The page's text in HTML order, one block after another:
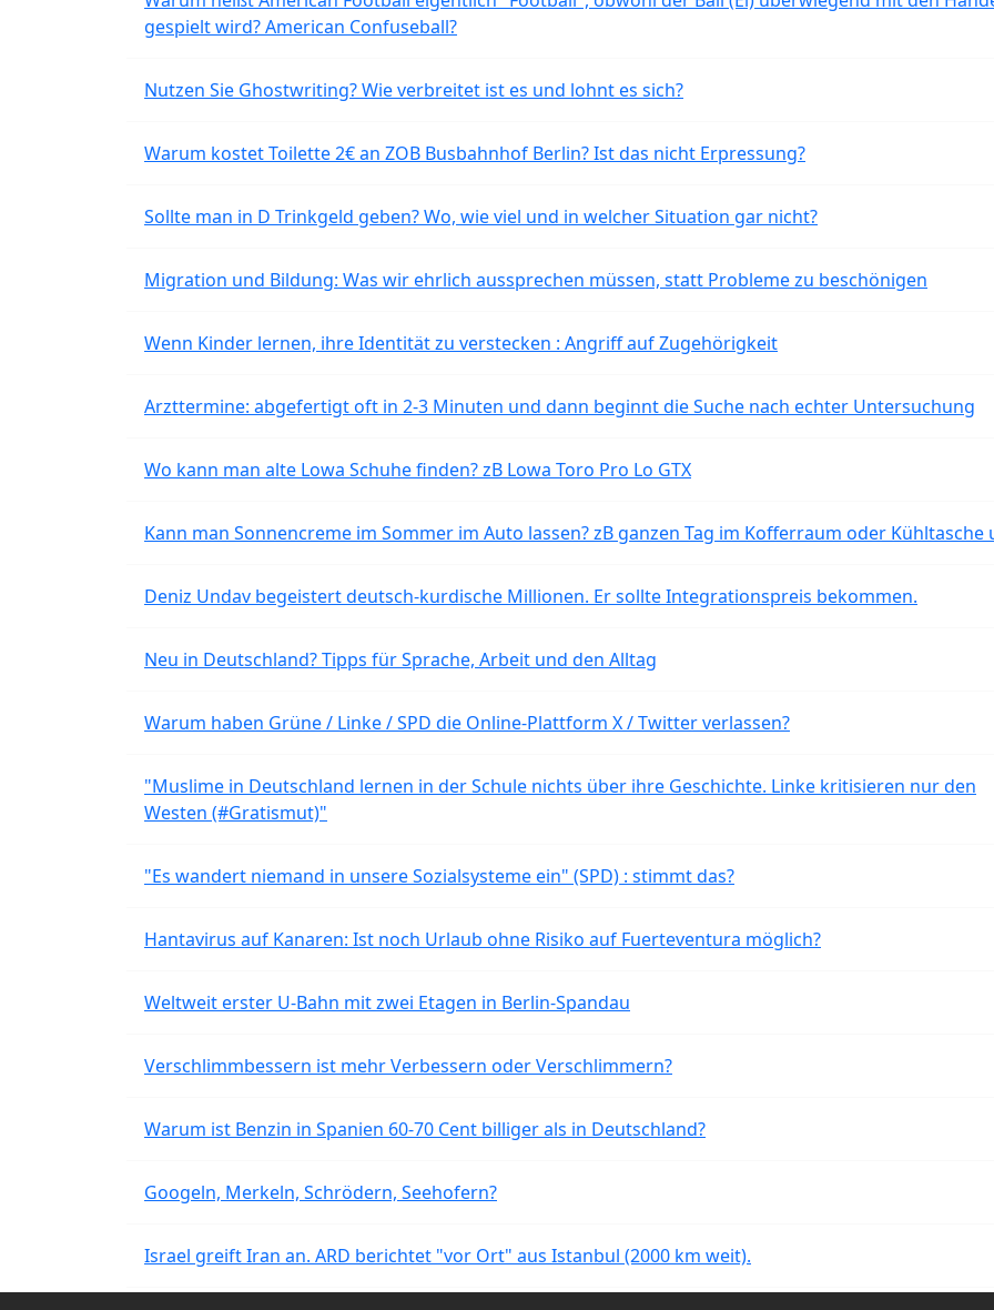
gespielt wird? American Confuseball?
Nutzen Sie Ghostwriting? Wie verbreitet ist es und lohnt es sich?
Warum kostet Toilette 2€ an ZOB Busbahnhof Berlin? Ist das nicht Erpressung?
Sollte man in D Trinkgeld geben? Wo, wie viel und in welcher Situation gar nicht?
Migration und Bildung: Was wir ehrlich aussprechen müssen, statt Probleme zu beschönigen
Wenn Kinder lernen, ihre Identität zu verstecken : Angriff auf Zugehörigkeit
Arzttermine: abgefertigt oft in 2-3 Minuten und dann beginnt die Suche nach echter Untersuchung
Wo kann man alte Lowa Schuhe finden? zB Lowa Toro Pro Lo GTX
Kann man Sonnencreme im Sommer im Auto lassen? zB ganzen Tag im Kofferraum oder Kühltasche
Deniz Undav begeistert deutsch-kurdische Millionen. Er sollte Integrationspreis bekommen.
Neu in Deutschland? Tipps für Sprache, Arbeit und den Alltag
Warum haben Grüne / Linke / SPD die Online-Plattform X / Twitter verlassen?
"Muslime in Deutschland lernen in der Schule nichts über ihre Geschichte. Linke kritisieren nur den
Westen (#Gratismut)"
"Es wandert niemand in unsere Sozialsysteme ein" (SPD) : stimmt das?
Hantavirus auf Kanaren: Ist noch Urlaub ohne Risiko auf Fuerteventura möglich?
Weltweit erster U-Bahn mit zwei Etagen in Berlin-Spandau
Verschlimmbessern ist mehr Verbessern oder Verschlimmern?
Warum ist Benzin in Spanien 60-70 Cent billiger als in Deutschland?
Googeln, Merkeln, Schrödern, Seehofern?
Israel greift Iran an. ARD berichtet "vor Ort" aus Istanbul (2000 km weit).